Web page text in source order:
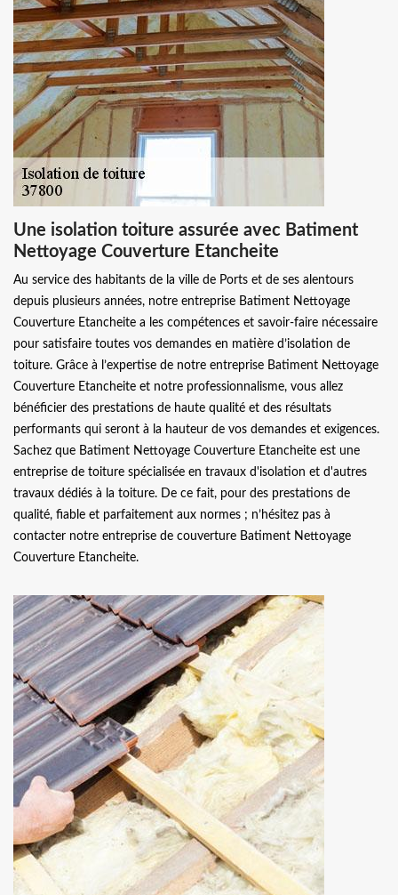
Une isolation toiture assurée avec Batiment
Nettoyage Couverture Etancheite
Au service des habitants de la ville de Ports et de ses alentours
depuis plusieurs années, notre entreprise Batiment Nettoyage
Couverture Etancheite a les compétences et savoir-faire nécessaire
pour satisfaire toutes vos demandes en matière d’isolation de
toiture. Grâce à l’expertise de notre entreprise Batiment Nettoyage
Couverture Etancheite et notre professionnalisme, vous allez
bénéficier des prestations de haute qualité et des résultats
performants qui seront à la hauteur de vos demandes et exigences.
Sachez que Batiment Nettoyage Couverture Etancheite est une
entreprise de toiture spécialisée en travaux d'isolation et d'autres
travaux dédiés à la toiture. De ce fait, pour des prestations de
qualité, fiable et parfaitement aux normes ; n’hésitez pas à
contacter notre entreprise de couverture Batiment Nettoyage
Couverture Etancheite.